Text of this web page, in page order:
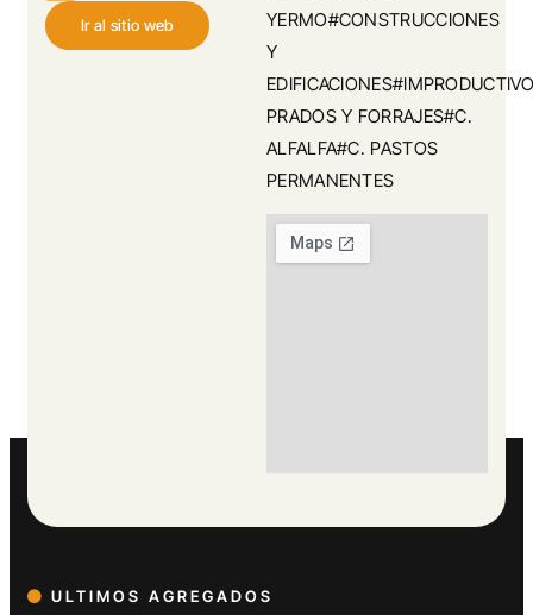
YERMO#CONSTRUCCIONES
Y
PRADOS Y FORRAJES#C.
ALFALFA#C. PASTOS
PERMANENTES
Ir al sitio web
ULTIMOS AGREGADOS